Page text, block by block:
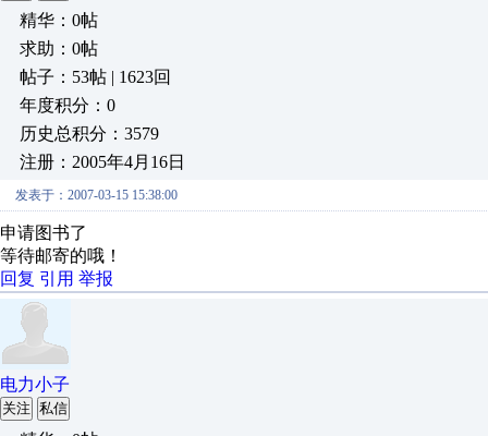
精华：0帖
求助：0帖
帖子：53帖 | 1623回
年度积分：0
历史总积分：3579
注册：2005年4月16日
发表于：2007-03-15 15:38:00
申请图书了
等待邮寄的哦！
回复 引用 举报
电力小子
关注 私信